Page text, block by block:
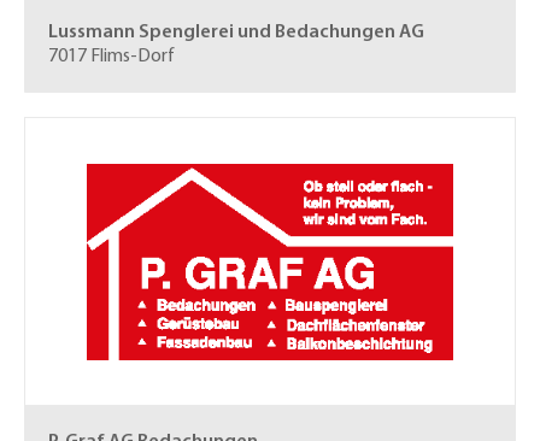
Lussmann Spenglerei und Bedachungen AG
7017 Flims-Dorf